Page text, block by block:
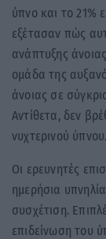
ύπνο και το 21%
εξέτασαν πώς
ανάπτυξης
ομάδα της
άνοιας σε
Αντίθετα, δεν
νυχτερινού ύπνου.
Οι ερευνητές
ημερήσια
συσχέτιση.
επιδείνωση του